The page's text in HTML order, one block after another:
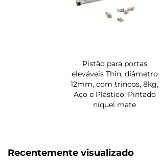
Pistão para portas
eleváveis Thin, diâmetro
12mm, com trincos, 8kg,
Aço e Plástico, Pintado
níquel mate
Recentemente visualizado